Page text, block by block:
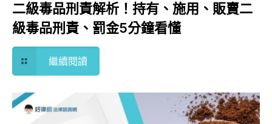
二級毒品刑責解析！持有、施用、販賣二
級毒品刑責、罰金5分鐘看懂
繼續閱讀